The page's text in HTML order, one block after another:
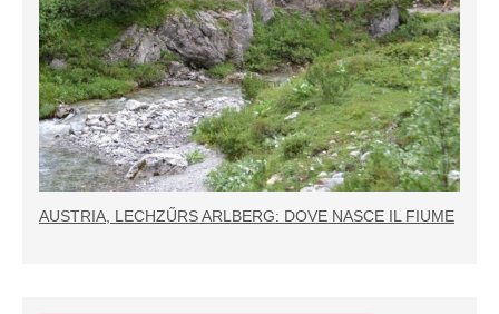
AUSTRIA, LECHZŰRS ARLBERG: DOVE NASCE IL FIUME